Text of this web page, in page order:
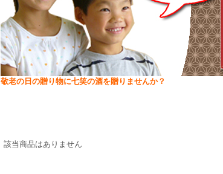
敬老の日の贈り物に七笑の酒を贈りませんか？
該当商品はありません